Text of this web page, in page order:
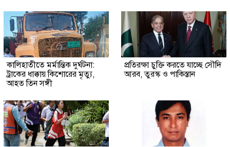
কালিহাতীতে মর্মান্তিক দুর্ঘটনা:
ট্রাকের ধাক্কায় কিশোরের মৃত্যু,
আহত তিন সঙ্গী
প্রতিরক্ষা চুক্তি করতে যাচ্ছে সৌদি
আরব, তুরস্ক ও পাকিস্তান